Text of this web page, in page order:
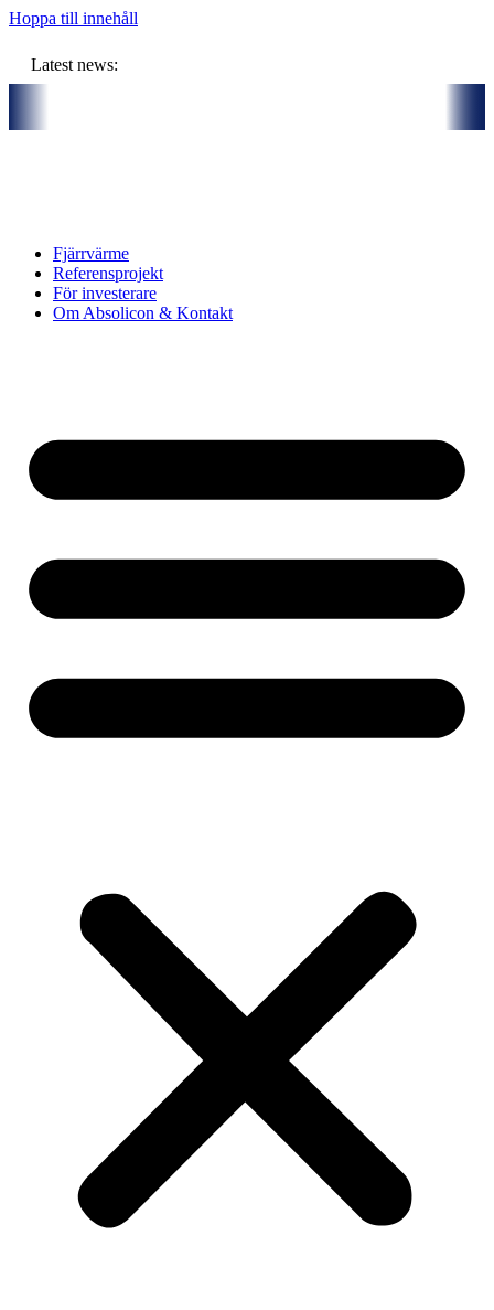
Hoppa till innehåll
Latest news:
Fjärrvärme
Referensprojekt
För investerare
Om Absolicon & Kontakt